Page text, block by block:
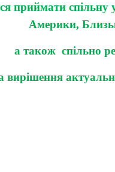
приймати
Америки,
а також спільно
вирішення